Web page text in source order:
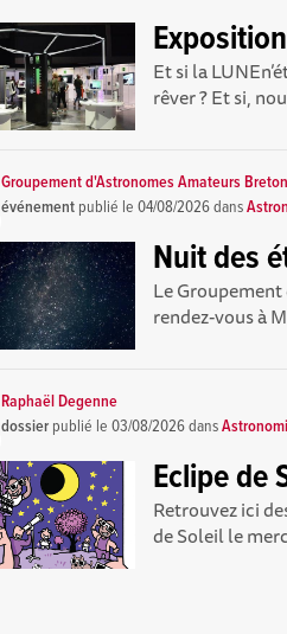
Et si la
rêver ? Et si,
Groupement d'Astronomes Amateurs
événement publié le04/08/2026dans
Nuit des
Le
rendez-vous à
Raphaël Degenne
dossier publié le03/08/2026dans
Eclipe de
Retrouvez ici
de Soleil le